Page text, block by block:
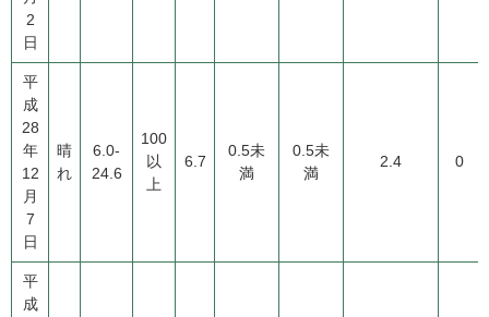
2
日
平
成
28
年
12
月
7
日
晴
れ
6.0-
24.6
100
以
上
6.7
0.5未
満
0.5未
満
2.4 0
平
成